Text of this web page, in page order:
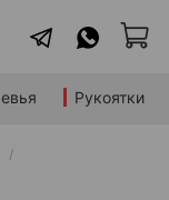
Рукоятки